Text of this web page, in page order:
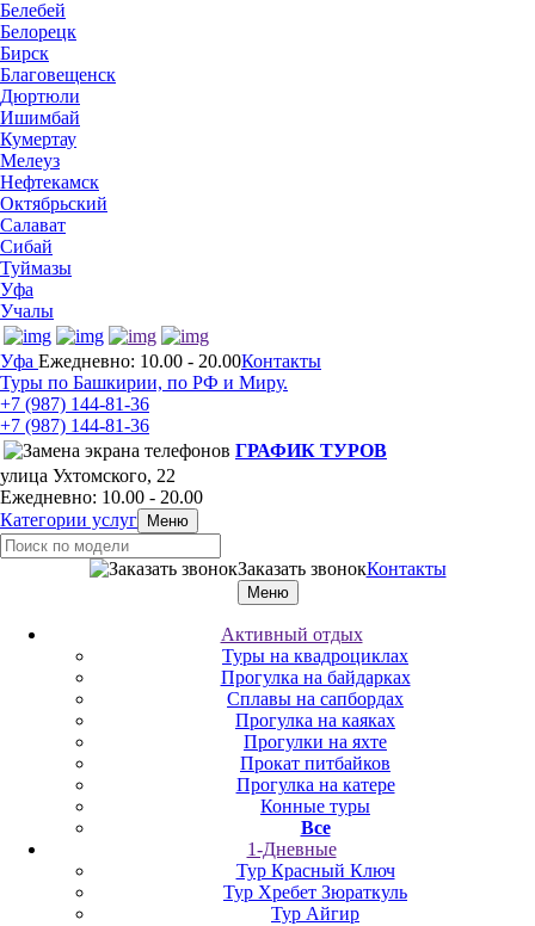
Белебей
Белорецк
Бирск
Благовещенск
Дюртюли
Ишимбай
Кумертау
Мелеуз
Нефтекамск
Октябрьский
Салават
Сибай
Туймазы
Уфа
Учалы
Уфа Ежедневно: 10.00 - 20.00Контакты
Туры по Башкирии, по РФ и Миру.
+7 (987) 144-81-36
+7 (987) 144-81-36
ГРАФИК ТУРОВ
улица Ухтомского, 22
Ежедневно: 10.00 - 20.00
Категории услуг
Меню
Заказать звонокКонтакты
Меню
Активный отдых
Туры на квадроциклах
Прогулка на байдарках
Сплавы на сапбордах
Прогулка на каяках
Прогулки на яхте
Прокат питбайков
Прогулка на катере
Конные туры
Все
1-Дневные
Тур Красный Ключ
Тур Хребет Зюраткуль
Тур Айгир